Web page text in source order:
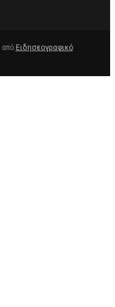
από Ειδησεογραφικό